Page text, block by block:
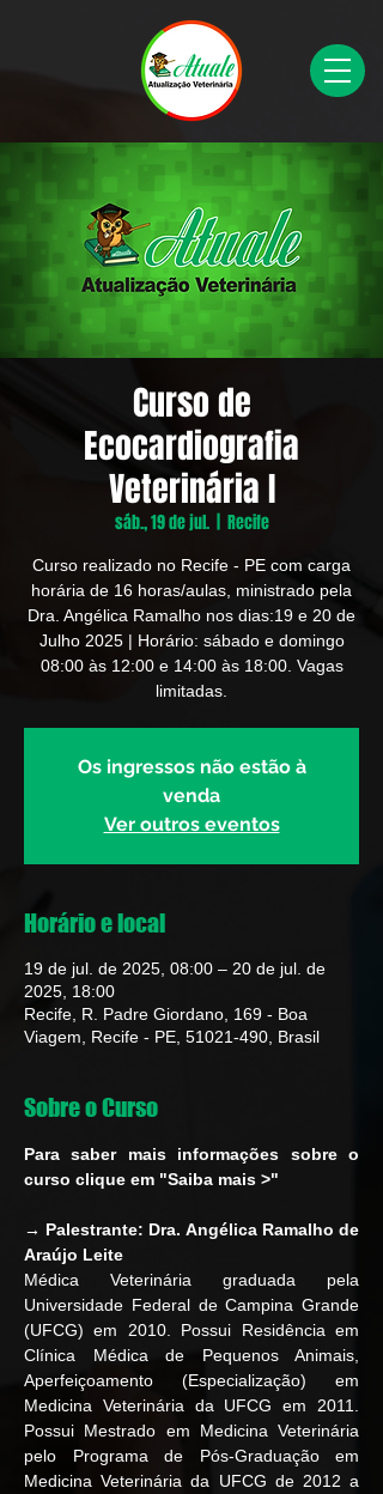
Curso de
Ecocardiografia
Veterinária I
sáb., 19 de jul.
  |
Recife
Curso realizado no Recife - PE com carga
horária de 16 horas/aulas, ministrado pela
Dra. Angélica Ramalho nos dias:19 e 20 de
Julho 2025 | Horário: sábado e domingo
08:00 às 12:00 e 14:00 às 18:00. Vagas
limitadas.
Os ingressos não estão à
venda
Ver outros eventos
Horário e local
19 de jul. de 2025, 08:00 – 20 de jul. de
2025, 18:00
Recife, R. Padre Giordano, 169 - Boa
Viagem, Recife - PE, 51021-490, Brasil
Sobre o Curso
Para saber mais informações sobre o
curso clique em "Saiba mais >"
→ Palestrante: Dra. Angélica Ramalho de
Araújo Leite
Médica Veterinária graduada pela
Universidade Federal de Campina Grande
(UFCG) em 2010. Possui Residência em
Clínica Médica de Pequenos Animais,
Aperfeiçoamento (Especialização) em
Medicina Veterinária da UFCG em 2011.
Possui Mestrado em Medicina Veterinária
pelo Programa de Pós-Graduação em
Medicina Veterinária da UFCG de 2012 a